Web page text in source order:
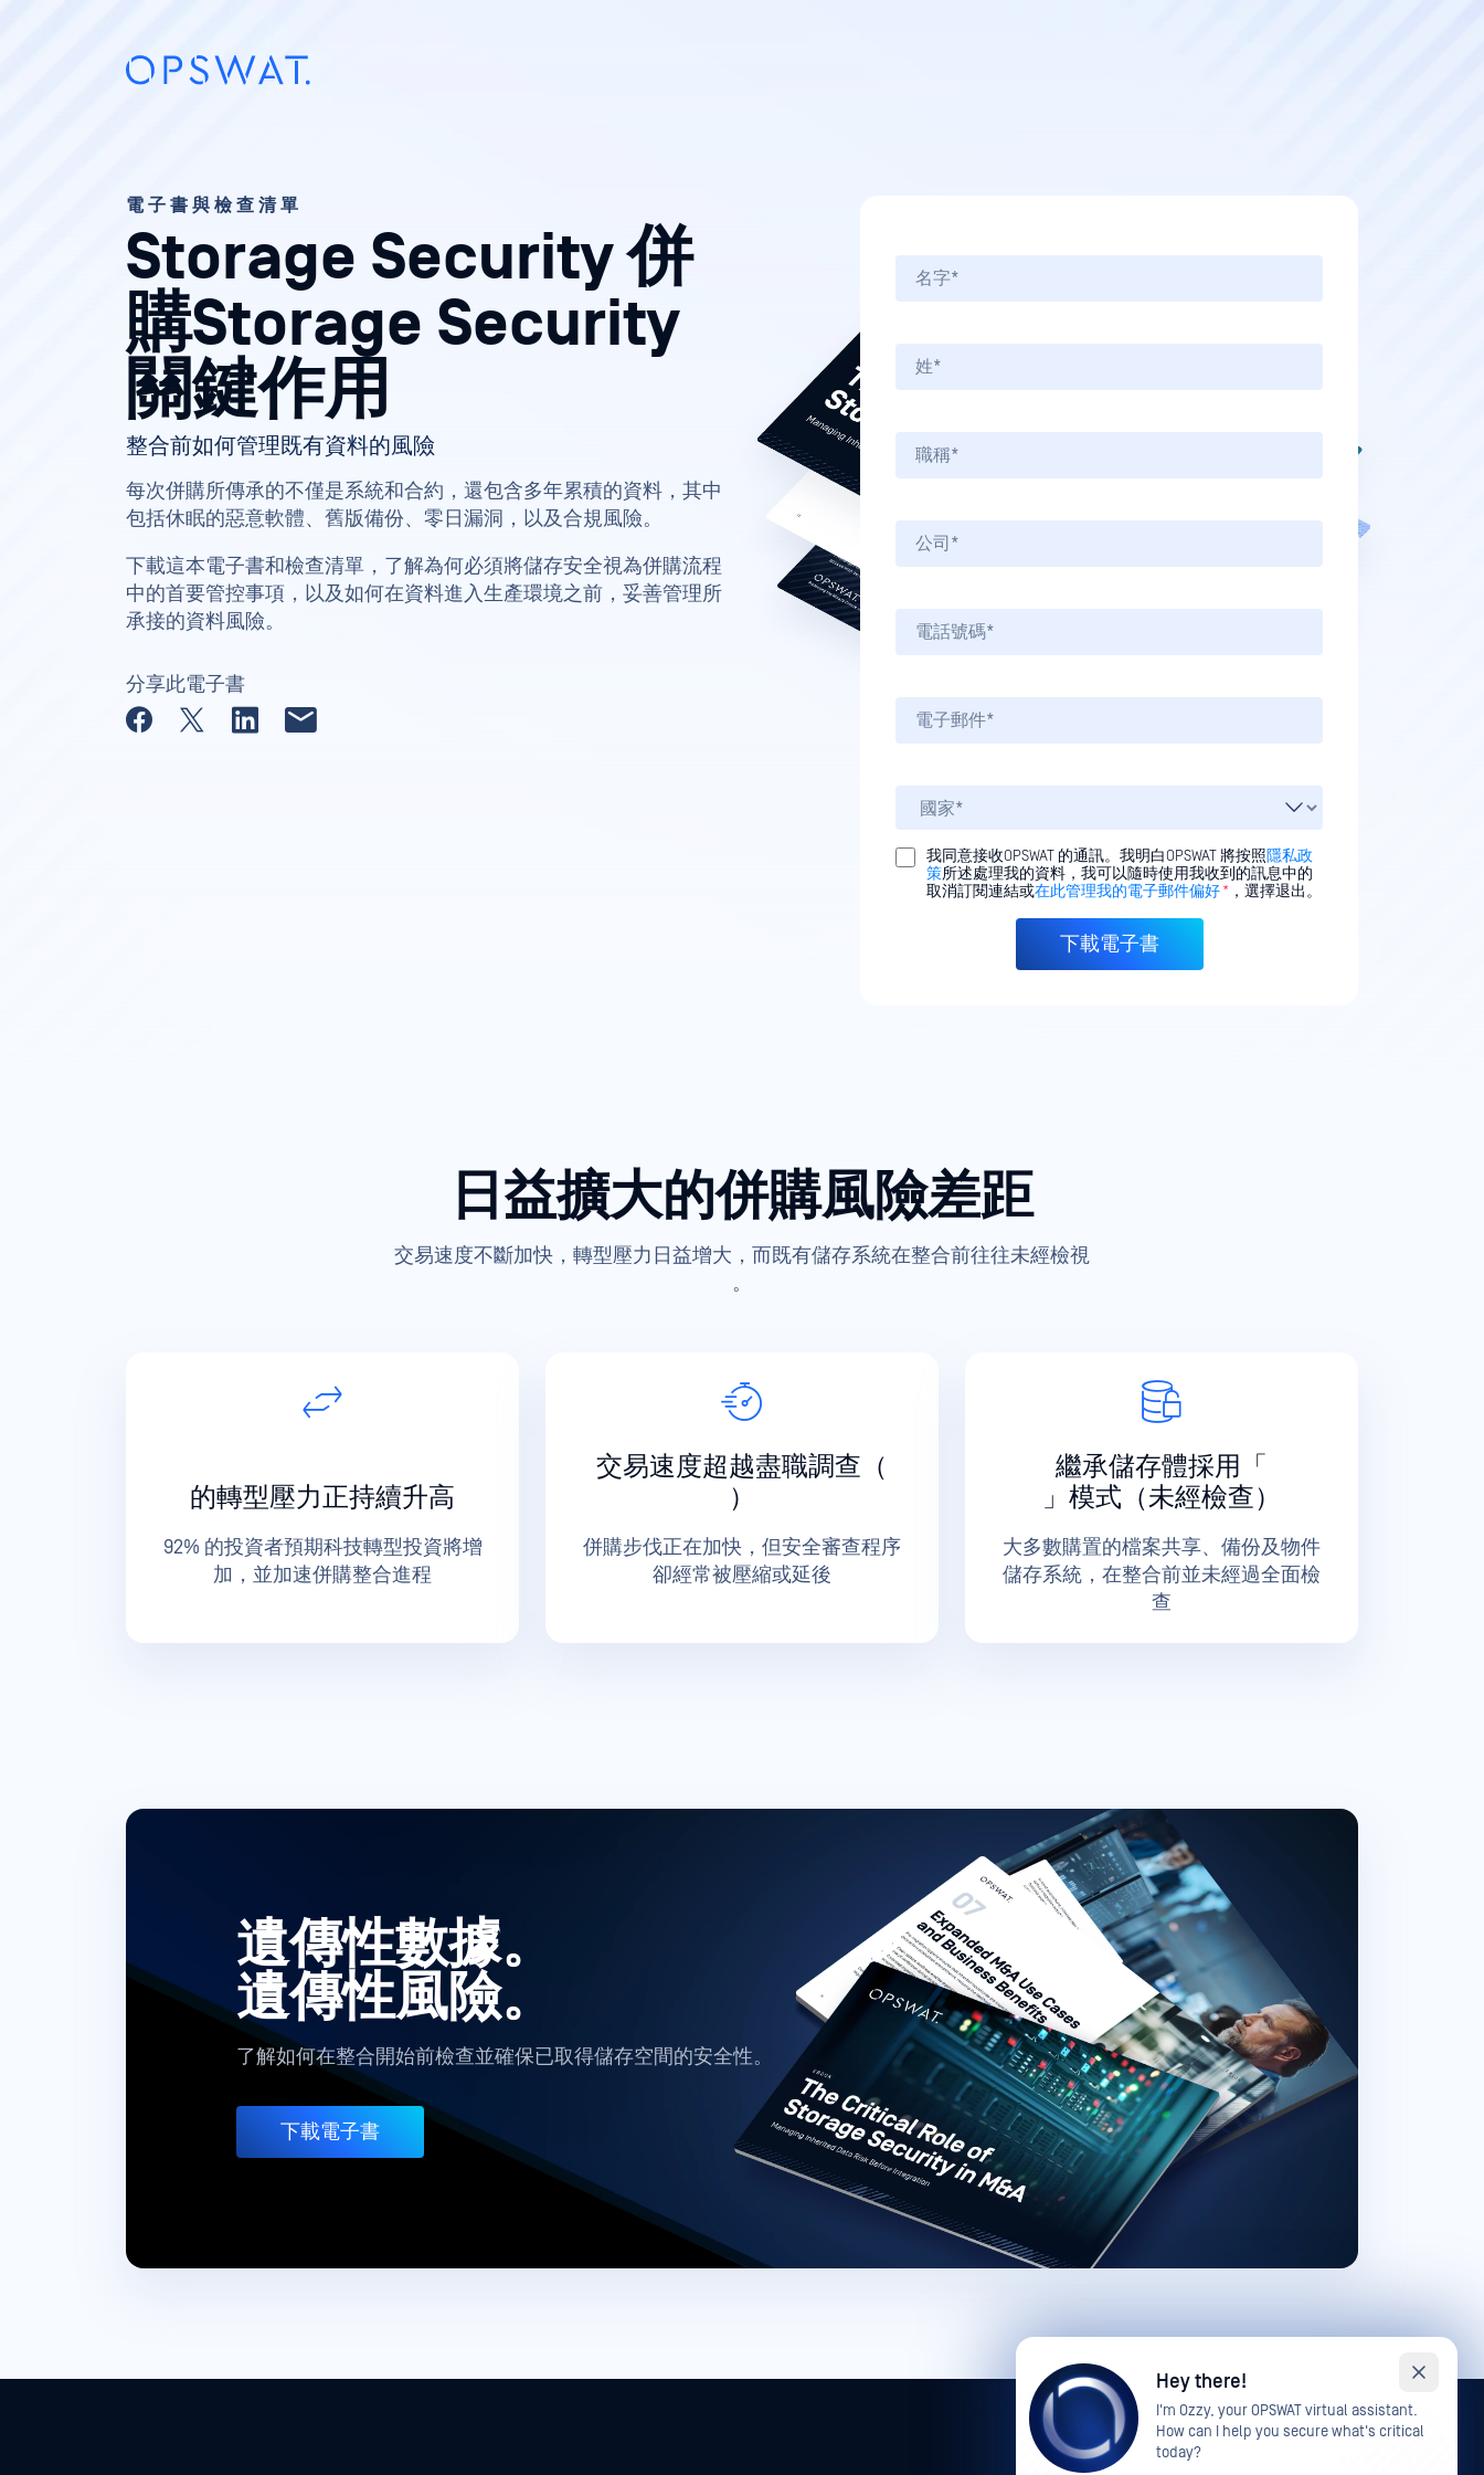
電子書與檢查清單
Storage Security 併
購Storage Security
關鍵作用
整合前如何管理既有資料的風險
每次併購所傳承的不僅是系統和合約，還包含多年累積的資料，其中
包括休眠的惡意軟體、舊版備份、零日漏洞，以及合規風險。
下載這本電子書和檢查清單，了解為何必須將儲存安全視為併購流程
中的首要管控事項，以及如何在資料進入生產環境之前，妥善管理所
承接的資料風險。
分享此電子書
我同意接收OPSWAT 的通訊。我明白OPSWAT 將按照隱私政
策所述處理我的資料，我可以隨時使用我收到的訊息中的
取消訂閱連結或在此管理我的電子郵件偏好* ，選擇退出。
日益擴大的併購風險差距
交易速度不斷加快，轉型壓力日益增大，而既有儲存系統在整合前往往未經檢視
。
的轉型壓力正持續升高
92% 的投資者預期科技轉型投資將增
加，並加速併購整合進程
交易速度超越盡職調查（
）
併購步伐正在加快，但安全審查程序
卻經常被壓縮或延後
繼承儲存體採用「
」模式（未經檢查）
大多數購置的檔案共享、備份及物件
儲存系統，在整合前並未經過全面檢
查
遺傳性數據。
遺傳性風險。
了解如何在整合開始前檢查並確保已取得儲存空間的安全性。
下載電子書
Hey there!
I'm Ozzy, your OPSWAT virtual assistant.
How can I help you secure what's critical
today?